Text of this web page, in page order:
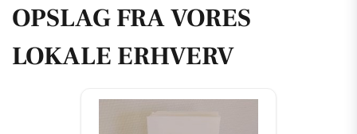
OPSLAG FRA VORES
LOKALE ERHVERV